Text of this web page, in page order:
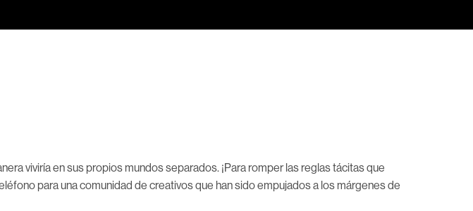
viviría en sus propios mundos separados. ¡Para romper las reglas tácitas que
para una comunidad de creativos que han sido empujados a los márgenes de